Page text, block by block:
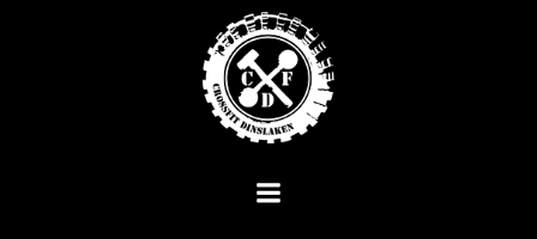
Zum
Inhalt
springen